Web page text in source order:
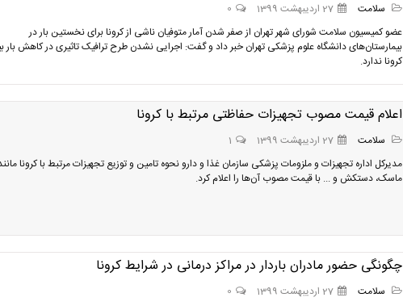
سلامت 27 اردیبهشت 1399
0
عضو کمیسیون سلامت شورای شهر تهران از صفر شدن آمار متوفیان ناشی از کرونا برای نخستین بار در
بیمارستان‌های دانشگاه‌ علوم پزشکی تهران خبر داد و گفت: اجرایی نشدن طرح ترافیک تاثیری در کاهش بار
کرونا ندارد.
اعلام قیمت مصوب تجهیزات حفاظتی مرتبط با کرونا
سلامت 27 اردیبهشت 1399
1
مدیرکل اداره تجهیزات و ملزومات پزشکی سازمان غذا و دارو نحوه تامین و توزیع تجهیزات مرتبط با کرونا
ماسک، دستکش و ... با قیمت مصوب آن‌ها را اعلام کرد.
چگونگی حضور مادران باردار در مراکز درمانی در شرایط کرونا
سلامت 27 اردیبهشت 1399
0